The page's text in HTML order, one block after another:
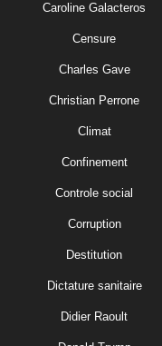
Caroline Galacteros
Censure
Charles Gave
Christian Perrone
Climat
Confinement
Controle social
Corruption
Destitution
Dictature sanitaire
Didier Raoult